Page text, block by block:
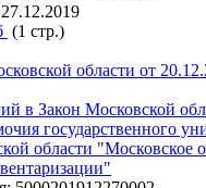
27.12.2019
(1 стр.)
области от
в Закон Московской
государственного
области "Московское